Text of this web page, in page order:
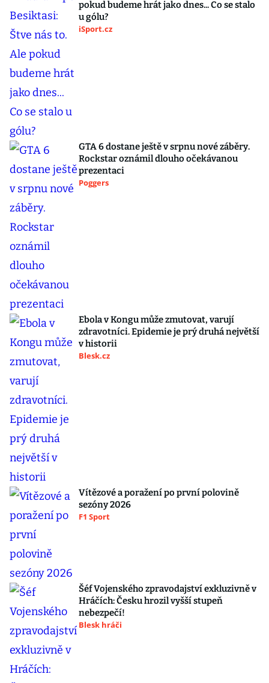
pokud budeme hrát jako dnes... Co se stalo
u gólu?
iSport.cz
GTA 6 dostane ještě v srpnu nové záběry.
Rockstar oznámil dlouho očekávanou
prezentaci
Poggers
Ebola v Kongu může zmutovat, varují
zdravotníci. Epidemie je prý druhá největší
v historii
Blesk.cz
Vítězové a poražení po první polovině
sezóny 2026
F1 Sport
Šéf Vojenského zpravodajství exkluzivně v
Hráčích: Česku hrozil vyšší stupeň
nebezpečí!
Blesk hráči